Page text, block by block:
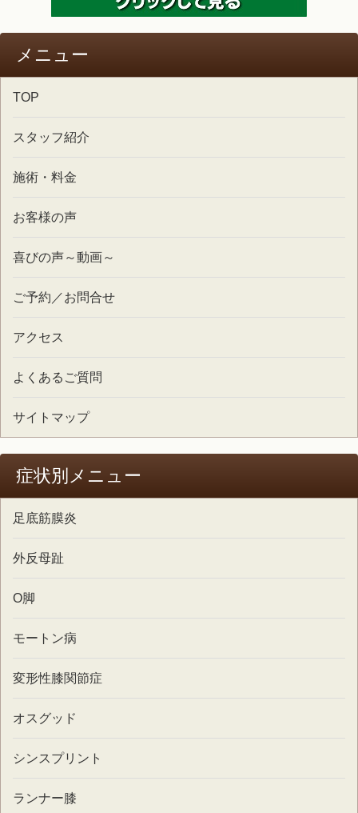
メニュー
TOP
スタッフ紹介
施術・料金
お客様の声
喜びの声～動画～
ご予約／お問合せ
アクセス
よくあるご質問
サイトマップ
症状別メニュー
足底筋膜炎
外反母趾
O脚
モートン病
変形性膝関節症
オスグッド
シンスプリント
ランナー膝